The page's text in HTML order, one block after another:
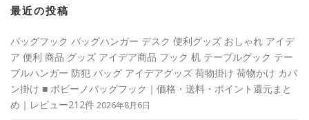
最近の投稿
バッグフック バッグハンガー デスク 便利グッズ おしゃれ アイデ
ア 便利 商品 グッズ アイデア商品 フック 机 テーブルグック テー
ブルハンガー 防犯 バッグ アイデアグッズ 荷物掛け 荷物かけ カバ
ン掛け ■ ボビーノバッグフック｜価格・送料・ポイント還元まと
め｜レビュー212件2026年8月6日